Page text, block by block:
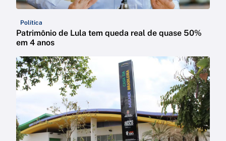
Política
Patrimônio de Lula tem queda real de quase 50%
em 4 anos